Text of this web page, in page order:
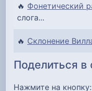
🔥 Фонетический
слога...
🔥 Склонение
Поделиться в
Нажмите на кнопку: